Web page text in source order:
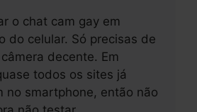
o chat cam gay em
do celular. Só precisas de
decente. Em
todos os sites já
no smartphone, então não